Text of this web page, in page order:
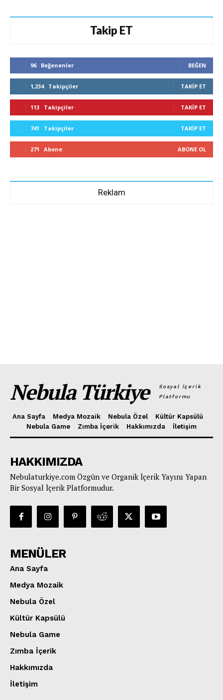
Takip ET
96 Beğenenler BEĞEN
1,234 Takipçiler TAKIP ET
113 Takipçiler TAKIP ET
741 Takipçiler TAKIP ET
271 Abone ABONE OL
Reklam
Nebula Türkiye
Sosyal İçerik
Platformu
Ana Sayfa Medya Mozaik Nebula Özel
Kültür Kapsülü
Nebula Game
Zımba İçerik Hakkımızda İletişim
HAKKIMIZDA
Nebulaturkiye.com Özgün ve Organik İçerik Yayını Yapan
Bir Sosyal İçerik Platformudur.
MENÜLER
Ana Sayfa
Medya Mozaik
Nebula Özel
Kültür Kapsülü
Nebula Game
Zımba İçerik
Hakkımızda
İletişim